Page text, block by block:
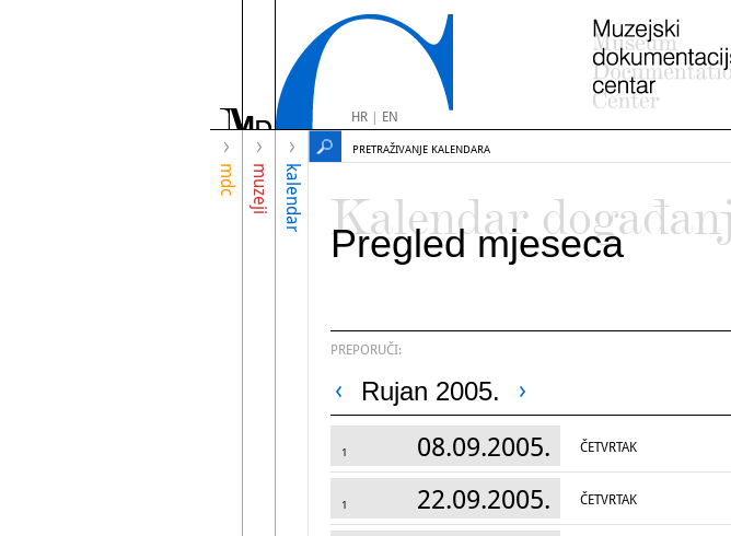
HR| EN
mdc muzeji kalendar
PRETRAŽIVANJE KALENDARA
Kalendar
Pregled mjeseca
PREPORUČI:
Rujan 2005.
1 08.09.2005. ČETVRTAK
1 22.09.2005. ČETVRTAK